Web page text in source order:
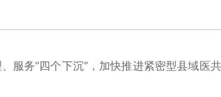
务“四个下沉”，加快推进紧密型县域医共